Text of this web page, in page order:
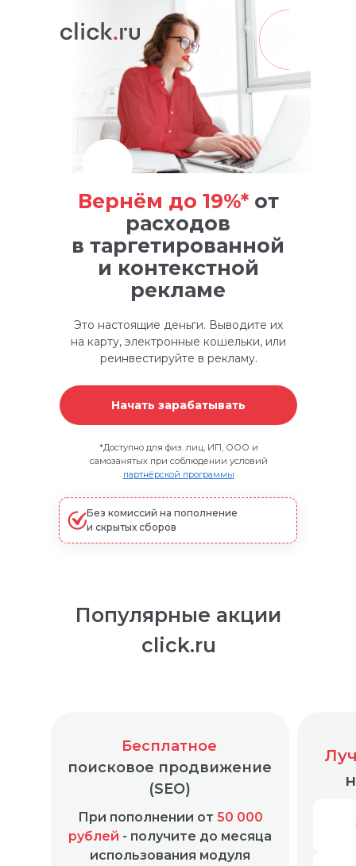
Вернём до 19%*от
расходов
в таргетированной
и контекстной
рекламе
Начать зарабатывать
Это настоящие деньги. Выводите их
на карту, электронные кошельки, или
реинвестируйте в рекламу.
*Доступно для физ. лиц, ИП, ООО и
самозанятых при соблюдении условий
партнёрской программы
Простая и понятная маркировка любой
Без комиссий на пополнение
и скрытых сборов
Популярные акции
click.ru
Бесплатное
поисковое продвижение
(SEO)
При пополнении от 50 000
рублей - получите до месяца
использования модуля